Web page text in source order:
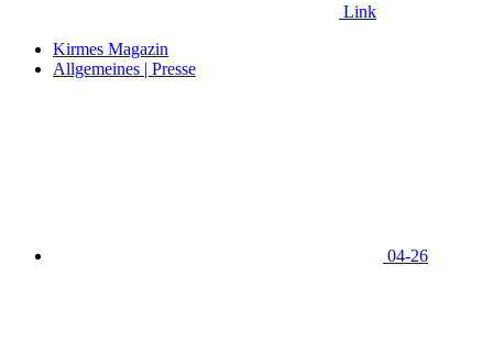
Link
Kirmes Magazin
Allgemeines | Presse
04-26